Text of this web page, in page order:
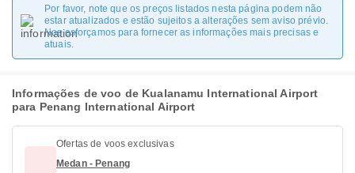
Por favor, note que os preços listados nesta página podem não
estar atualizados e estão sujeitos a alterações sem aviso prévio.
Nos esforçamos para fornecer as informações mais precisas e
atuais.
Informações de voo de Kualanamu International Airport
para Penang International Airport
Ofertas de voos exclusivas
Medan - Penang